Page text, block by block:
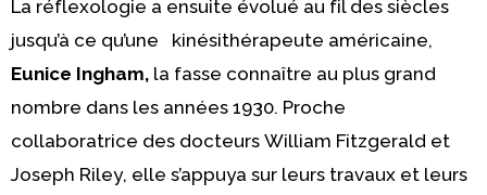
La réflexologie a ensuite évolué au fil des siècles
jusqu’à ce qu’une kinésithérapeute américaine,
Eunice Ingham, la fasse connaître au plus grand
nombre dans les années 1930. Proche
collaboratrice des docteurs William Fitzgerald et
Joseph Riley, elle s’appuya sur leurs travaux et leurs